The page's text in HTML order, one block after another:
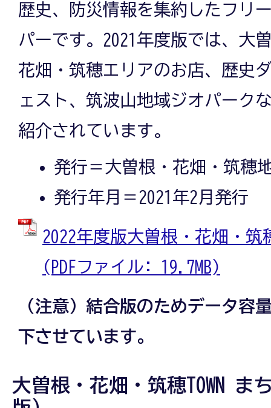
歴史、防災情報を集約したフリ
パーです。2021年度版では、大
花畑・筑穂エリアのお店、歴史
ェスト、筑波山地域ジオパーク
紹介されています。
発行＝大曽根・花畑・筑穂
発行年月＝2021年2月発行
2022年度版大曽根・花畑・筑
(PDFファイル: 19.7MB)
（注意）結合版のためデータ容
下させています。
大曽根・花畑・筑穂TOWN ま